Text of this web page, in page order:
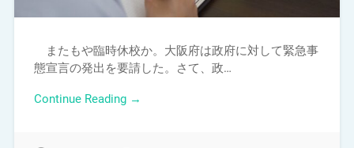
またもや臨時休校か。大阪府は政府に対して緊急事
態宣言の発出を要請した。さて、政…
Continue Reading →